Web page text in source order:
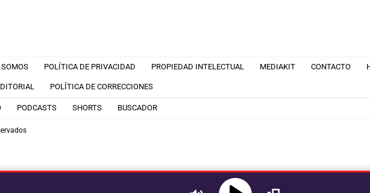
SOMOS POLÍTICA DE PRIVACIDAD PROPIEDAD INTELECTUAL MEDIAKIT CONTACTO
POLÍTICA DE CORRECCIONES
PODCASTS SHORTS BUSCADOR